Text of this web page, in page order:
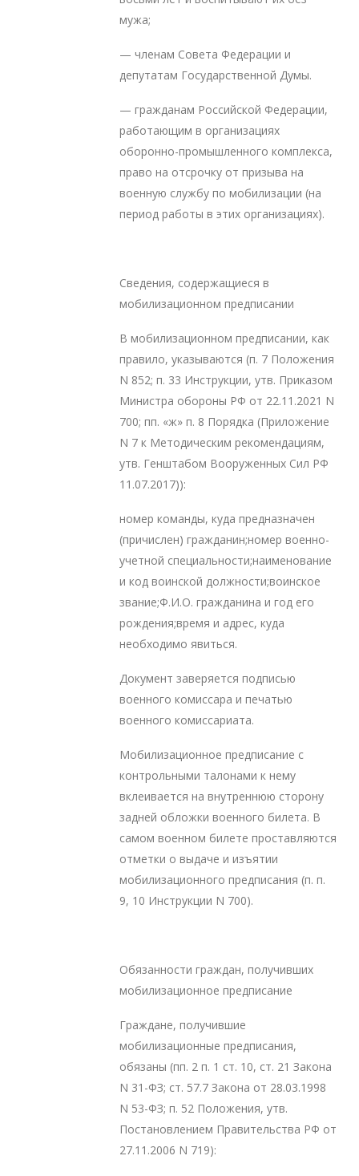
мужа;
— членам Совета Федерации и
депутатам Государственной Думы.
— гражданам Российской Федерации,
работающим в организациях
оборонно-промышленного комплекса,
право на отсрочку от призыва на
военную службу по мобилизации (на
период работы в этих организациях).
Сведения, содержащиеся в
мобилизационном предписании
В мобилизационном предписании, как
правило, указываются (п. 7 Положения
N 852; п. 33 Инструкции, утв. Приказом
Министра обороны РФ от 22.11.2021 N
700; пп. «ж» п. 8 Порядка (Приложение
N 7 к Методическим рекомендациям,
утв. Генштабом Вооруженных Сил РФ
11.07.2017)):
номер команды, куда предназначен
(причислен) гражданин;номер военно-
учетной специальности;наименование
и код воинской должности;воинское
звание;Ф.И.О. гражданина и год его
рождения;время и адрес, куда
необходимо явиться.
Документ заверяется подписью
военного комиссара и печатью
военного комиссариата.
Мобилизационное предписание с
контрольными талонами к нему
вклеивается на внутреннюю сторону
задней обложки военного билета. В
самом военном билете проставляются
отметки о выдаче и изъятии
мобилизационного предписания (п. п.
9, 10 Инструкции N 700).
Обязанности граждан, получивших
мобилизационное предписание
Граждане, получившие
мобилизационные предписания,
обязаны (пп. 2 п. 1 ст. 10, ст. 21 Закона
N 31-ФЗ; ст. 57.7 Закона от 28.03.1998
N 53-ФЗ; п. 52 Положения, утв.
Постановлением Правительства РФ от
27.11.2006 N 719):